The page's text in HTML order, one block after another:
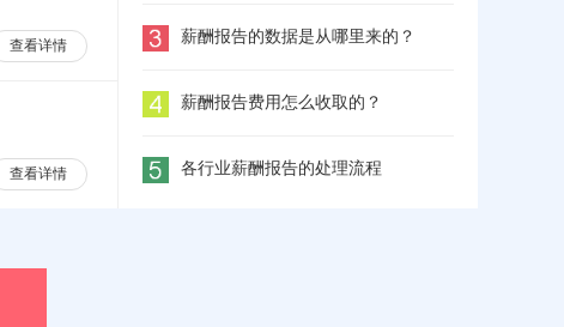
查看详情
查看详情
薪酬报告的数据是从哪里来的？
薪酬报告费用怎么收取的？
各行业薪酬报告的处理流程